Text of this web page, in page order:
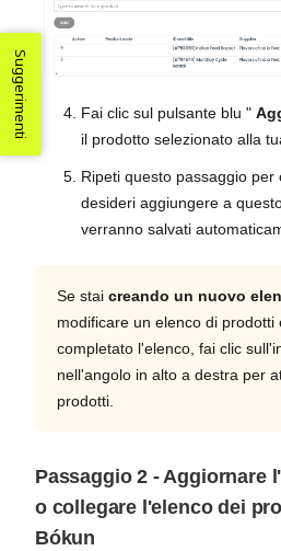
Fai clic sul pulsante blu "
il prodotto selezionato alla
Ripeti questo passaggio per
desideri aggiungere a
verranno salvati
Se stai creando un nuovo
modificare un elenco di prodotti
completato l'elenco, fai clic
nell'angolo in alto a destra per
prodotti.
Passaggio 2 - Aggiornare
o collegare l'elenco dei
Bókun
Suggerimenti